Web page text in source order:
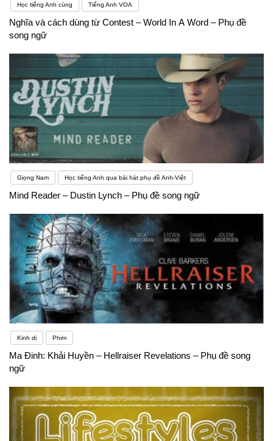
Học tiếng Anh cùng Tiếng Anh VOA
Nghĩa và cách dùng từ Contest – World In A Word – Phụ đề
song ngữ
Giọng Nam Học tiếng Anh qua bài hát phụ đề Anh-Việt
Mind Reader – Dustin Lynch – Phụ đề song ngữ
Kinh dị Phim
Ma Đinh: Khải Huyền – Hellraiser Revelations – Phụ đề song
ngữ